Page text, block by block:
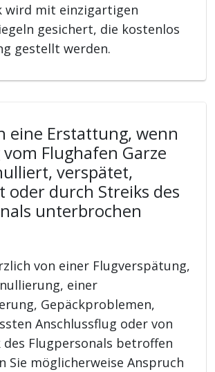
wird mit einzigartigen
gesichert, die kostenlos
gestellt werden.
eine Erstattung, wenn
Flughafen Garze
verspätet,
oder durch Streiks des
unterbrochen
von einer Flugverspätung,
einer
Gepäckproblemen,
Anschlussflug oder von
des Flugpersonals betroffen
Sie möglicherweise Anspruch